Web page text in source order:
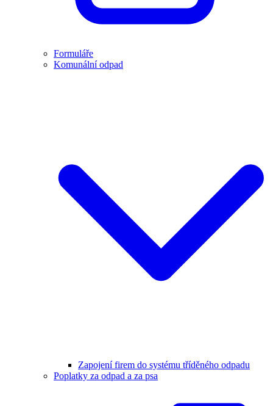
Formuláře
Komunální odpad
Zapojení firem do systému tříděného odpadu
Poplatky za odpad a za psa